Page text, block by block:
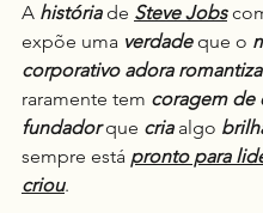
A história de Steve Jobs
expõe uma verdade que o
corporativo adora
raramente tem coragem de
fundador que cria algo
sempre está pronto para
criou.